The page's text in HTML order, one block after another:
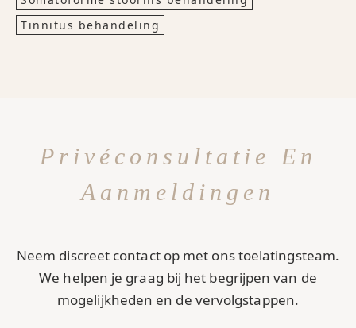
Tinnitus behandeling
Privéconsultatie En
Aanmeldingen
Neem discreet contact op met ons toelatingsteam.
We helpen je graag bij het begrijpen van de
mogelijkheden en de vervolgstappen.